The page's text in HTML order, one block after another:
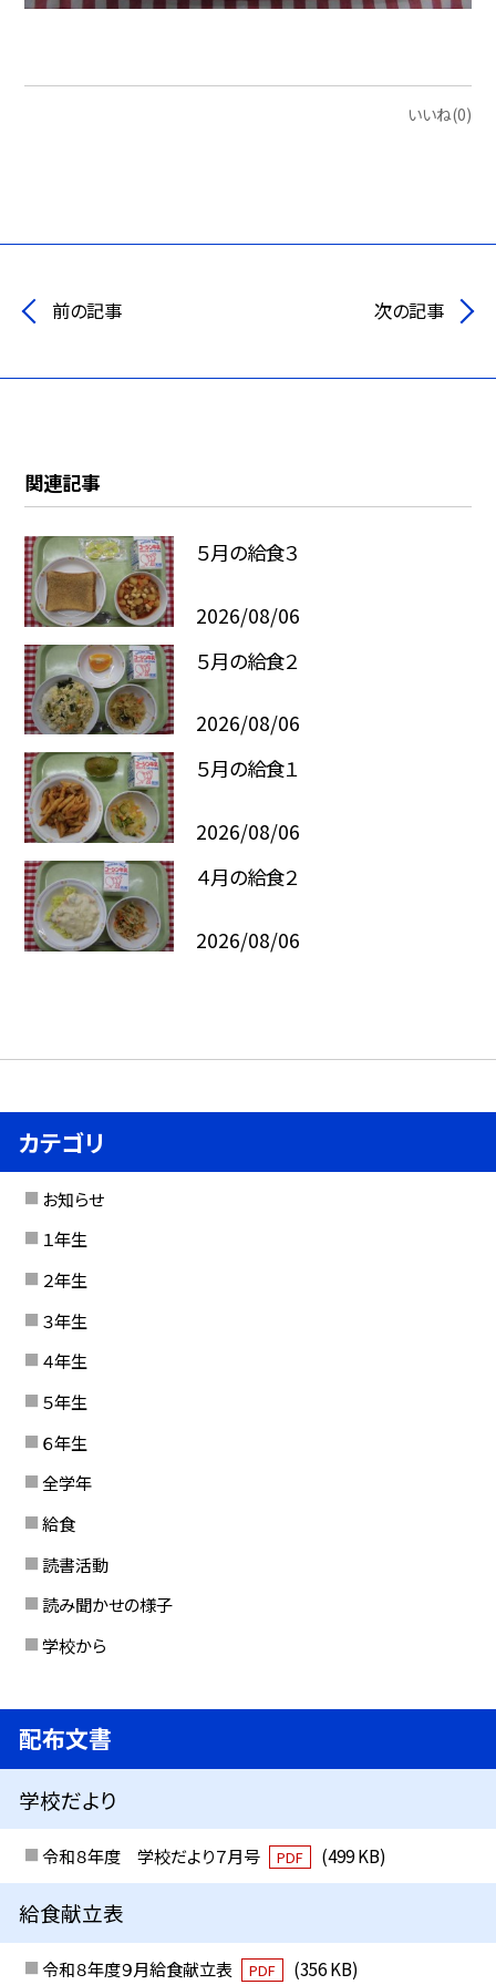
いいね(0)
前の記事 次の記事
関連記事
５月の給食３
2026/08/06
５月の給食２
2026/08/06
５月の給食１
2026/08/06
４月の給食２
2026/08/06
カテゴリ
お知らせ
１年生
２年生
３年生
４年生
５年生
６年生
全学年
給食
読書活動
読み聞かせの様子
学校から
配布文書
学校だより
令和８年度 学校だより７月号 PDF (499 KB)
給食献立表
令和８年度９月給食献立表 PDF (356 KB)